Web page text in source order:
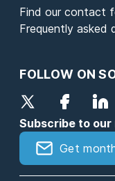
Find our contact
Frequently asked
FOLLOW ON
Subscribe to
Get